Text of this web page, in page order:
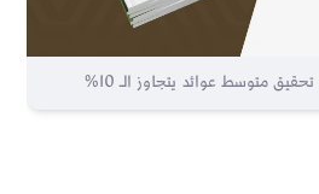
متوسط عوائد يتجاوز الـ 10%